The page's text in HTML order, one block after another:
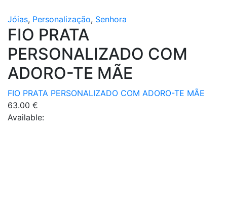
Jóias, Personalização, Senhora
FIO PRATA
PERSONALIZADO COM
ADORO-TE MÃE
FIO PRATA PERSONALIZADO COM ADORO-TE MÃE
63.00 €
Available: